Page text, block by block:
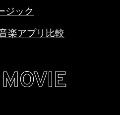
ジック
楽アプリ比較